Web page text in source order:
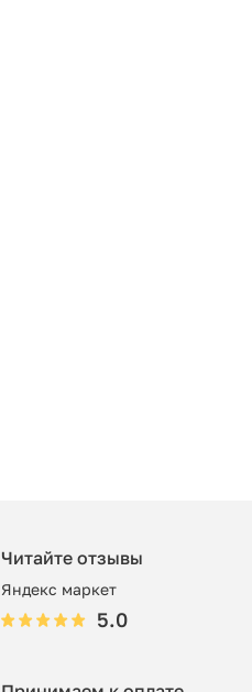
Читайте отзывы
Яндекс маркет
5.0